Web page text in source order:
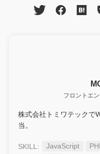
フロントエ
株式会社トミワテックで
当。
JavaScript